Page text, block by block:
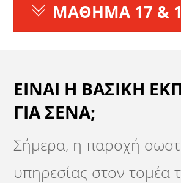
ΜΑΘΗΜΑ 17 &
ΕΙΝΑΙ Η ΒΑΣΙΚΗ
ΓΙΑ ΣΕΝΑ;
Σήμερα, η παροχή
υπηρεσίας στον τομέα